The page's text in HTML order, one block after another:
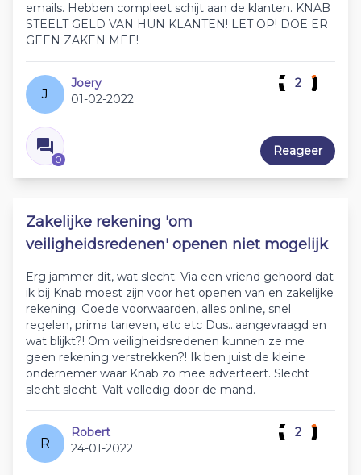
emails. Hebben compleet schijt aan de klanten. KNAB
STEELT GELD VAN HUN KLANTEN! LET OP! DOE ER
GEEN ZAKEN MEE!
J
Joery
01-02-2022
0
2
Reageer
Zakelijke rekening 'om
veiligheidsredenen' openen niet mogelijk
Erg jammer dit, wat slecht. Via een vriend gehoord dat
ik bij Knab moest zijn voor het openen van en zakelijke
rekening. Goede voorwaarden, alles online, snel
regelen, prima tarieven, etc etc Dus...aangevraagd en
wat blijkt?! Om veiligheidsredenen kunnen ze me
geen rekening verstrekken?! Ik ben juist de kleine
ondernemer waar Knab zo mee adverteert. Slecht
slecht slecht. Valt volledig door de mand.
R
Robert
24-01-2022
2